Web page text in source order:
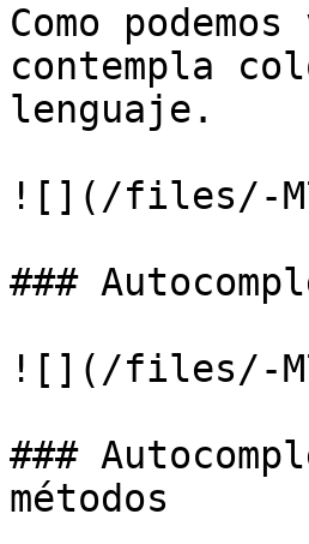
Como
contempla
lenguaje.
![](/files/-
###
![](/files/-
###
métodos